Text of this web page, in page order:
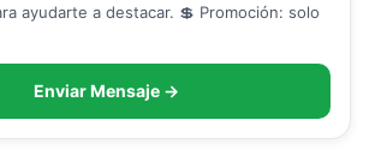
ayudarte a destacar. 💲 Promoción: solo
Enviar Mensaje →